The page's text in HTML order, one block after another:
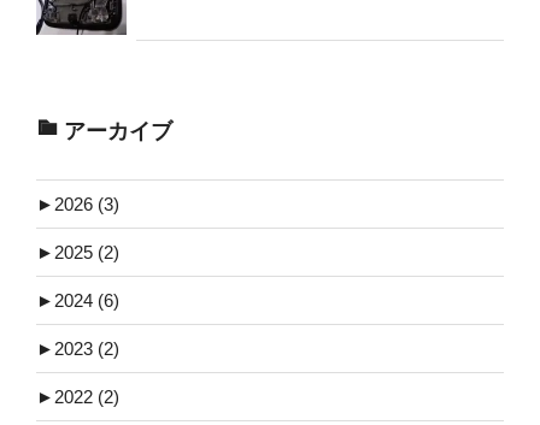
アーカイブ
► 2026 (3)
► 2025 (2)
► 2024 (6)
► 2023 (2)
► 2022 (2)